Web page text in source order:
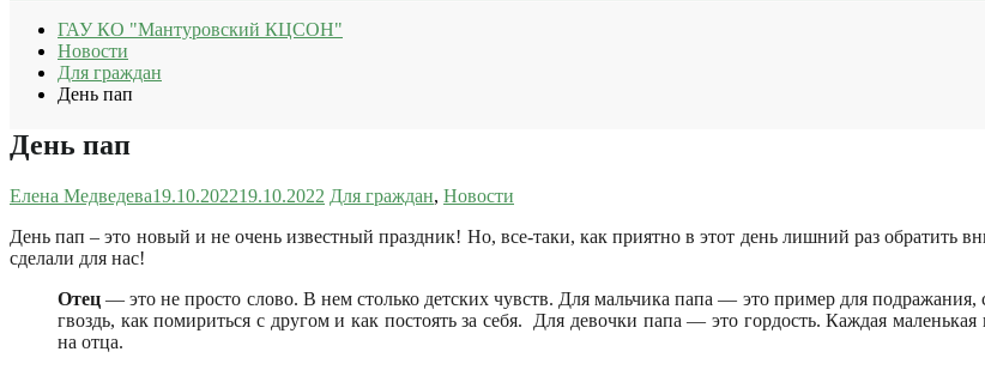
ГАУ КО "Мантуровский КЦСОН"
Новости
Для граждан
День пап
День пап
Елена Медведева19.10.202219.10.2022 Для граждан, Новости
День пап – это новый и не очень известный праздник! Но, все-таки, как приятно в этот день лишний раз обратить
сделали для нас!
Отец — это не просто слово. В нем столько детских чувств. Для мальчика папа — это пример для
гвоздь, как помириться с другом и как постоять за себя. Для девочки папа — это гордость. Каждая
на отца.